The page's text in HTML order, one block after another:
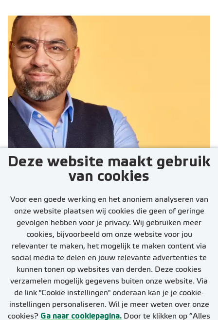
Deze website maakt gebruik
van cookies
Voor een goede werking en het anoniem analyseren van
onze website plaatsen wij cookies die geen of geringe
gevolgen hebben voor je privacy. Wij gebruiken meer
cookies, bijvoorbeeld om onze website voor jou
relevanter te maken, het mogelijk te maken content via
social media te delen en jouw relevante advertenties te
kunnen tonen op websites van derden. Deze cookies
verzamelen mogelijk gegevens buiten onze website. Via
de link "Cookie instellingen" onderaan kan je je cookie-
instellingen personaliseren. Wil je meer weten over onze
cookies? Ga naar cookiepagina. Door te klikken op “Alles
vacatures zijn?
Stel job alert in